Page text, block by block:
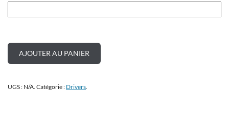
AJOUTER AU PANIER
UGS : N/A Catégorie : Drivers